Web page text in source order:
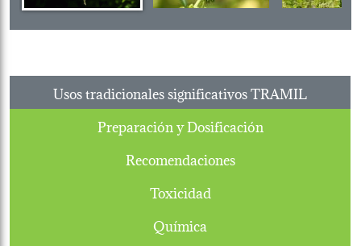
Usos tradicionales significativos TRAMIL
Preparación y Dosificación
Recomendaciones
Toxicidad
Química